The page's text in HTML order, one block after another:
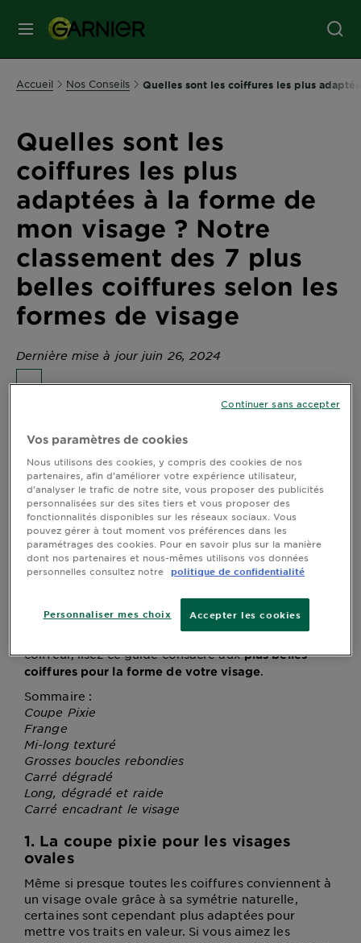
MENU
SOINS
SOINS
CHEVEUX
COLORATION
SOLAIRE
&
DIAGNOSTICS
Explorer
Au coeur
de
l'ingrédient
Garnier x
Notre
Accueil Nos Conseils Quelles sont les coiffures les plus
Quelles sont les
coiffures les plus
adaptées à la forme de
mon visage ? Notre
classement des 7 plus
belles coiffures selon les
formes de visage
Dernière mise à jour juin 26, 2024
Le secret d’une coupe de cheveux réussie est d’être
votre visage est l’élément le plus important pour vous
assurer que votre nouvelle coupe vous ira. Alors,
avant de prendre rendez-vous chez le coiffeur, lisez ce
guide consacré auxplus belles coiffures pour la forme
de votre visage.
Le secret d’une coupe de cheveux réussie est d’être
vous assurer que votre nouvelle coupe vous ira.
coiffeur, lisez ce guide consacré auxplus belles
coiffures pour la forme de votre visage.
Sommaire :
Coupe Pixie
Frange
Mi-long texturé
Grosses boucles rebondies
Carré dégradé
Long, dégradé et raide
Carré encadrant le visage
1. La coupe pixie pour les visages
ovales
Même si presque toutes les coiffures conviennent à
un visage ovale grâce à sa symétrie naturelle,
certaines sont cependant plus adaptées pour
mettre vos traits en valeur. Si vous aimez les
Vos paramètres de cookies
Nous utilisons des cookies, y compris des cookies de nos
partenaires, afin d’améliorer votre expérience utilisateur,
d’analyser le trafic de notre site, vous proposer des publicités
personnalisées sur des sites tiers et vous proposer des
fonctionnalités disponibles sur les réseaux sociaux. Vous
pouvez gérer à tout moment vos préférences dans les
paramétrages des cookies. Pour en savoir plus sur la manière
dont nos partenaires et nous-mêmes utilisons vos données
personnelles consultez notre
politique de confidentialité
Accepter les cookies
Personnaliser mes choix
Continuer sans accepter